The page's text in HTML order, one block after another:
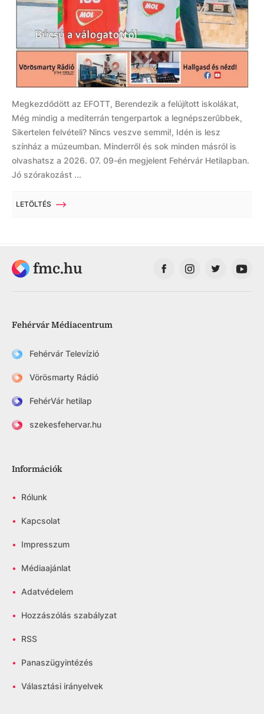
Megkezdődött az EFOTT, Berendezik a felújított iskolákat,
Még mindig a mediterrán tengerpartok a legnépszerűbbek,
Sikertelen felvételi? Nincs veszve semmi!, Idén is lesz
színház a múzeumban. Minderről és sok minden másról is
olvashatsz a 2026. 07. 09-én megjelent Fehérvár Hetilapban.
Jó szórakozást ...
LETÖLTÉS
fmc.hu
Fehérvár Médiacentrum
Fehérvár Televízió
Vörösmarty Rádió
FehérVár hetilap
szekesfehervar.hu
Információk
• Rólunk
• Kapcsolat
• Impresszum
• Médiaajánlat
• Adatvédelem
• Hozzászólás szabályzat
• RSS
• Panaszügyintézés
• Választási irányelvek